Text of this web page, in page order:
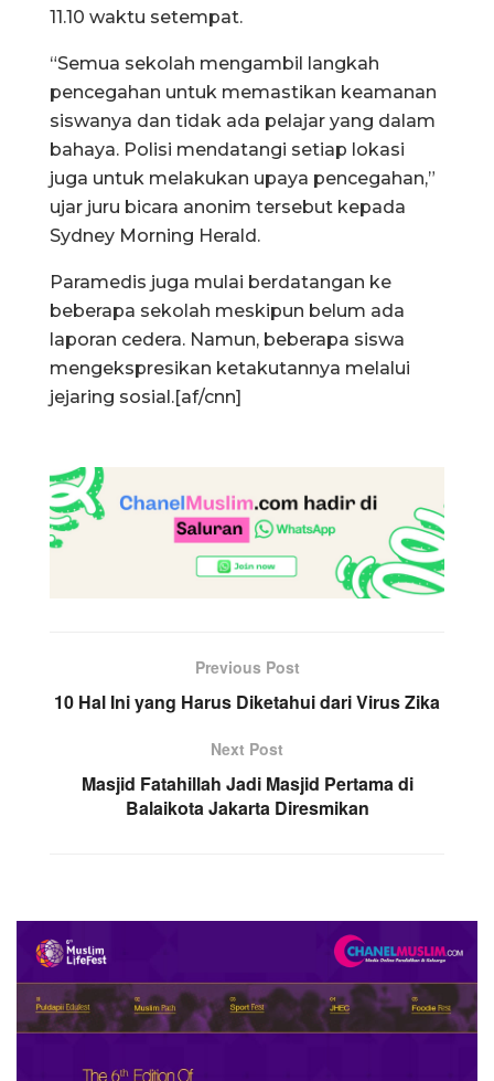
11.10 waktu setempat.
“Semua sekolah mengambil langkah
pencegahan untuk memastikan keamanan
siswanya dan tidak ada pelajar yang dalam
bahaya. Polisi mendatangi setiap lokasi
juga untuk melakukan upaya pencegahan,”
ujar juru bicara anonim tersebut kepada
Sydney Morning Herald.
Paramedis juga mulai berdatangan ke
beberapa sekolah meskipun belum ada
laporan cedera. Namun, beberapa siswa
mengekspresikan ketakutannya melalui
jejaring sosial.[af/cnn]
Previous Post
10 Hal Ini yang Harus Diketahui dari Virus Zika
Next Post
Masjid Fatahillah Jadi Masjid Pertama di
Balaikota Jakarta Diresmikan